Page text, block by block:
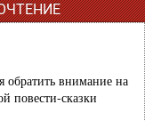
обратить внимание на
повести-сказки